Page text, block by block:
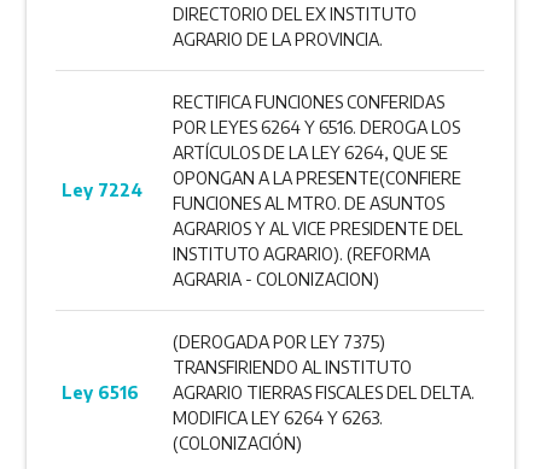
DIRECTORIO DEL EX INSTITUTO
AGRARIO DE LA PROVINCIA.
Ley 7224
RECTIFICA FUNCIONES CONFERIDAS
POR LEYES 6264 Y 6516. DEROGA LOS
ARTÍCULOS DE LA LEY 6264, QUE SE
OPONGAN A LA PRESENTE(CONFIERE
FUNCIONES AL MTRO. DE ASUNTOS
AGRARIOS Y AL VICE PRESIDENTE DEL
INSTITUTO AGRARIO). (REFORMA
AGRARIA - COLONIZACION)
Ley 6516
(DEROGADA POR LEY 7375)
TRANSFIRIENDO AL INSTITUTO
AGRARIO TIERRAS FISCALES DEL DELTA.
MODIFICA LEY 6264 Y 6263.
(COLONIZACIÓN)